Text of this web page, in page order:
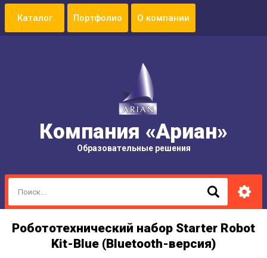
Портфолио О компании
Компания «Ариан»
Образовательные решения
Робототехнический набор Starter Robot
Kit-Blue (Bluetooth-версия)